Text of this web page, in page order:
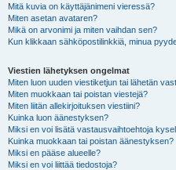
Mitä kuvia on käyttäjänimeni vieressä?
Miten asetan avataren?
Mikä on arvonimi ja miten vaihdan sen?
Kun klikkaan sähköpostilinkkiä, minua
Viestien lähetyksen ongelmat
Miten luon uuden viestiketjun tai lähetän
Miten muokkaan tai poistan viestejä?
Miten liitän allekirjoituksen viestiini?
Kuinka luon äänestyksen?
Miksi en voi lisätä vastausvaihtoehtoja
Kuinka muokkaan tai poistan äänestyksen?
Miksi en pääse alueelle?
Miksi en voi liittää tiedostoja?